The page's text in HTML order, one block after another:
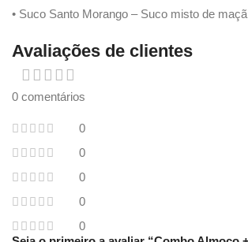
• Suco Santo Morango – Suco misto de
Avaliações de clientes
0 comentários
0
0
0
0
0